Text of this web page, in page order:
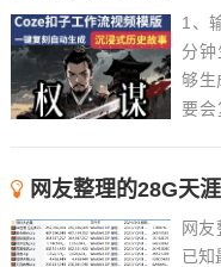
1、
分
够生
要会
网友整理的28G天
网
已知